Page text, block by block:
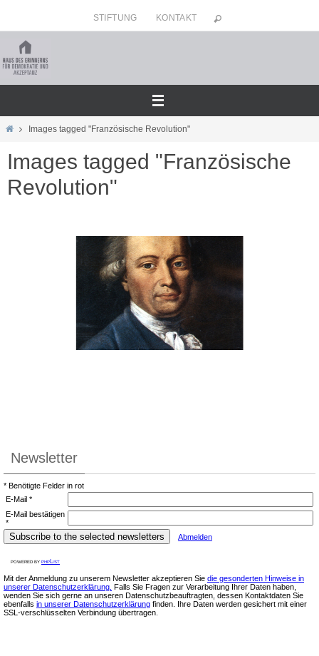
Inhalt
springen
STIFTUNG KONTAKT
HomeImages tagged "Französische Revolution"
Images tagged "Französische
Revolution"
Newsletter